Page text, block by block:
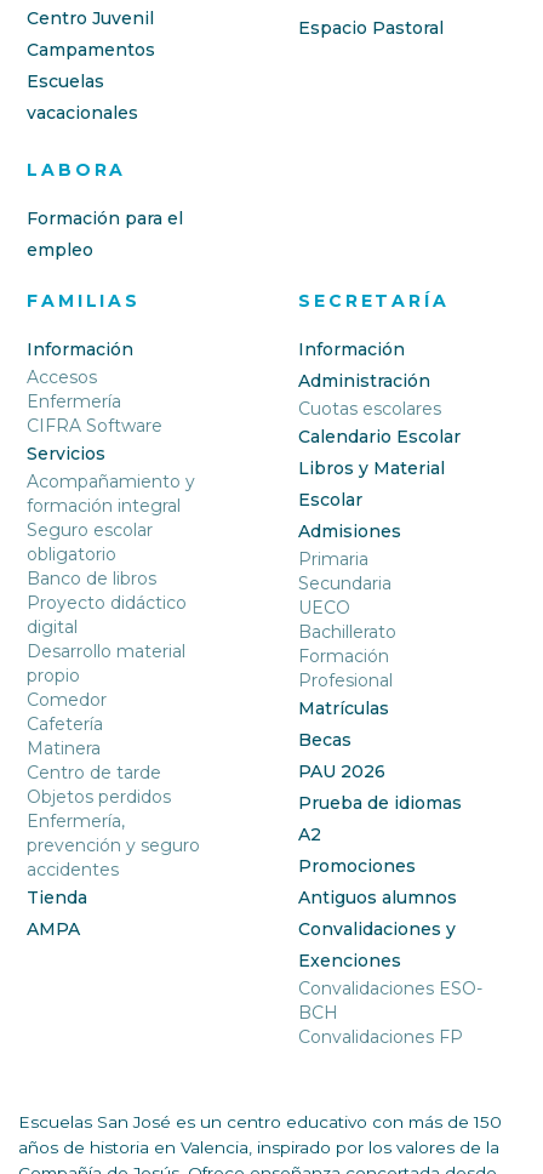
Centro Juvenil
Campamentos
Escuelas
vacacionales
LABORA
Formación para el
empleo
Espacio Pastoral
FAMILIAS
Información
Accesos
Enfermería
CIFRA Software
Servicios
Acompañamiento y
formación integral
Seguro escolar
obligatorio
Banco de libros
Proyecto didáctico
digital
Desarrollo material
propio
Comedor
Cafetería
Matinera
Centro de tarde
Objetos perdidos
Enfermería,
prevención y seguro
accidentes
Tienda
AMPA
SECRETARÍA
Información
Administración
Cuotas escolares
Calendario Escolar
Libros y Material
Escolar
Admisiones
Primaria
Secundaria
UECO
Bachillerato
Formación
Profesional
Matrículas
Becas
PAU 2026
Prueba de idiomas
A2
Promociones
Antiguos alumnos
Convalidaciones y
Exenciones
Convalidaciones ESO-
BCH
Convalidaciones FP
Escuelas San José es un centro educativo con más de 150
años de historia en Valencia, inspirado por los valores de la